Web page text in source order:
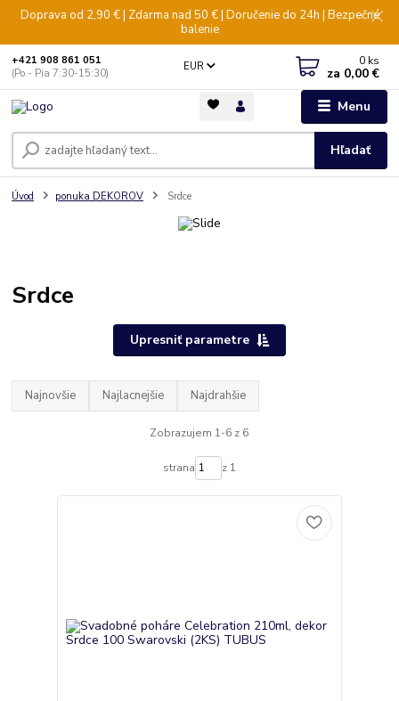
Doprava od 2,90 € | Zdarma nad 50 € | Doručenie do 24h | Bezpečné
balenie
Menu
EUR
Hľadať
+421 908 861 051
(Po - Pia 7:30-15:30)
0 ks
za 0,00 €
Úvod ponuka DEKOROV Srdce
Srdce
Upresniť parametre
Najnovšie Najlacnejšie Najdrahšie
Zobrazujem 1-6 z 6
strana z 1